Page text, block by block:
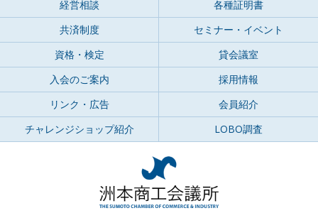
経営相談
各種証明書
共済制度
セミナー・イベント
資格・検定
貸会議室
入会のご案内
採用情報
リンク・広告
会員紹介
チャレンジショップ紹介
LOBO調査